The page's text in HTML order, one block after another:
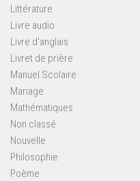
Littérature
Livre audio
Livre d'anglais
Livret de prière
Manuel Scolaire
Mariage
Mathématiques
Non classé
Nouvelle
Philosophie
Poème